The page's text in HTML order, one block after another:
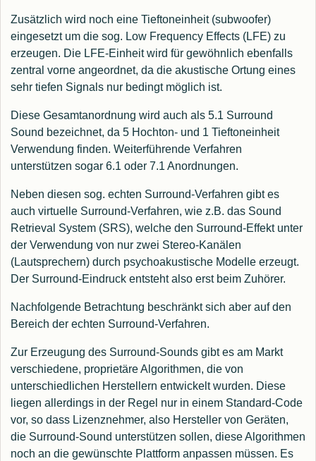
Zusätzlich wird noch eine Tieftoneinheit (subwoofer)
eingesetzt um die sog. Low Frequency Effects (LFE) zu
erzeugen. Die LFE-Einheit wird für gewöhnlich ebenfalls
zentral vorne angeordnet, da die akustische Ortung eines
sehr tiefen Signals nur bedingt möglich ist.
Diese Gesamtanordnung wird auch als 5.1 Surround
Sound bezeichnet, da 5 Hochton- und 1 Tieftoneinheit
Verwendung finden. Weiterführende Verfahren
unterstützen sogar 6.1 oder 7.1 Anordnungen.
Neben diesen sog. echten Surround-Verfahren gibt es
auch virtuelle Surround-Verfahren, wie z.B. das Sound
Retrieval System (SRS), welche den Surround-Effekt unter
der Verwendung von nur zwei Stereo-Kanälen
(Lautsprechern) durch psychoakustische Modelle erzeugt.
Der Surround-Eindruck entsteht also erst beim Zuhörer.
Nachfolgende Betrachtung beschränkt sich aber auf den
Bereich der echten Surround-Verfahren.
Zur Erzeugung des Surround-Sounds gibt es am Markt
verschiedene, proprietäre Algorithmen, die von
unterschiedlichen Herstellern entwickelt wurden. Diese
liegen allerdings in der Regel nur in einem Standard-Code
vor, so dass Lizenznehmer, also Hersteller von Geräten,
die Surround-Sound unterstützen sollen, diese Algorithmen
noch an die gewünschte Plattform anpassen müssen. Es